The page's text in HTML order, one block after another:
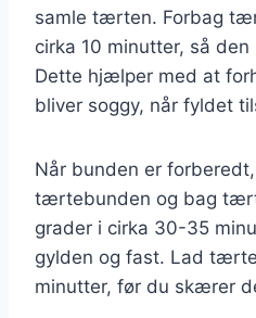
samle tærten. Forbag
cirka 10 minutter, så
Dette hjælper med at
bliver soggy, når fyldet
Når bunden er
tærtebunden og bag
grader i cirka 30-35
gylden og fast. Lad
minutter, før du skærer